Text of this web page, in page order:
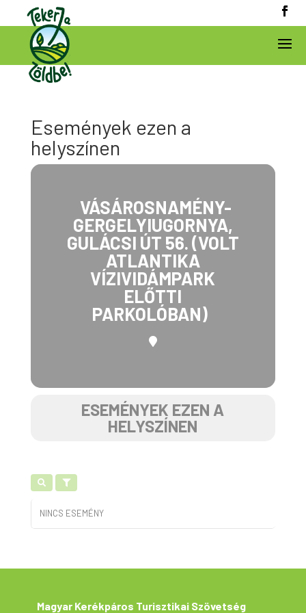
Események ezen a
helyszínen
VÁSÁROSNAMÉNY-
GERGELYIUGORNYA,
GULÁCSI ÚT 56. (VOLT
ATLANTIKA
VÍZIVIDÁMPARK
ELŐTTI
PARKOLÓBAN)
ESEMÉNYEK EZEN A
HELYSZÍNEN
NINCS ESEMÉNY
Magyar Kerékpáros Turisztikai Szövetség